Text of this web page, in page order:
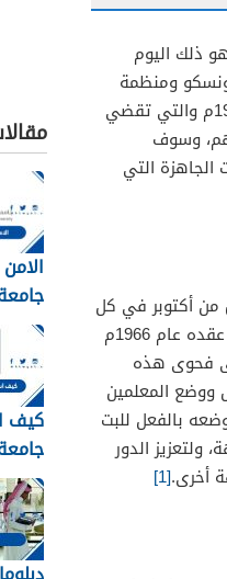
الخامس من أكتوبر لعام 2024م، وهو ذلك اليوم
ومنظمة
العمل الدولية عام 1994م بناءًا على الاتفاقية التي تم إصدارها في عام 1966م والتي تقضي
وسوف
التي
من أكتوبر في كل
عام، حيث أنه قد تأسس بالفعل في عام 1994م للاحتفال بالتوقيع الذت تم عقده عام 1966م
فحوى هذه
ووضع المعلمين
بالفعل للبت
ولتعزيز الدور
أخرى.[1]
كيف
1448